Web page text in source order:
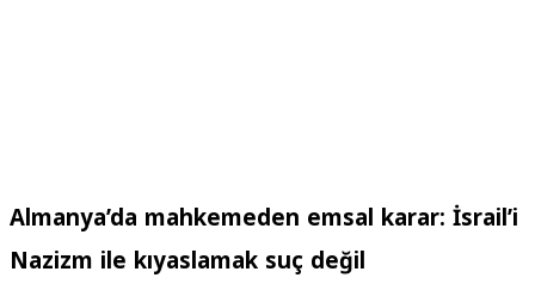
Almanya’da mahkemeden emsal karar: İsrail’i
Nazizm ile kıyaslamak suç değil